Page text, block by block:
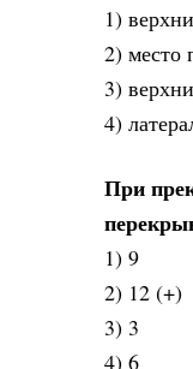
1)
2) место
3)
4)
При
1) 9
2) 12 (+)
3) 3
4) 6